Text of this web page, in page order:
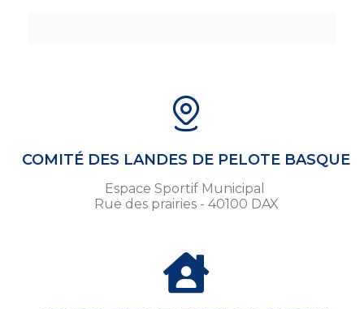
COMITÉ DES LANDES DE PELOTE BASQUE
Espace Sportif Municipal
Rue des prairies - 40100 DAX